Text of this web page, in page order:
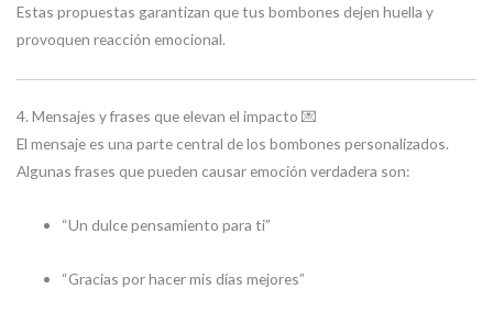
Estas propuestas garantizan que tus bombones dejen huella y
provoquen reacción emocional.
4. Mensajes y frases que elevan el impacto 💌
El mensaje es una parte central de los bombones personalizados.
Algunas frases que pueden causar emoción verdadera son:
“Un dulce pensamiento para ti”
“Gracias por hacer mis días mejores”